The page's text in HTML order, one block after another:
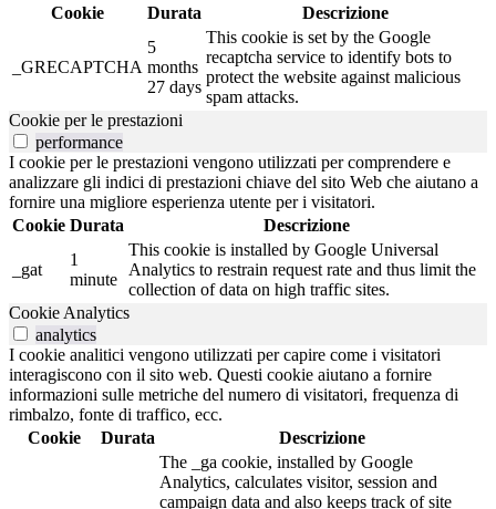
Cookie
Durata Descrizione
_GRECAPTCHA
5
months
27 days
This cookie is set by the Google
recaptcha service to identify bots to
protect the website against malicious
spam attacks.
Cookie per le prestazioni
performance
I cookie per le prestazioni vengono utilizzati per comprendere e
analizzare gli indici di prestazioni chiave del sito Web che aiutano a
fornire una migliore esperienza utente per i visitatori.
Cookie Durata Descrizione
_gat
1
minute
This cookie is installed by Google Universal
Analytics to restrain request rate and thus limit the
collection of data on high traffic sites.
Cookie Analytics
analytics
I cookie analitici vengono utilizzati per capire come i visitatori
interagiscono con il sito web. Questi cookie aiutano a fornire
informazioni sulle metriche del numero di visitatori, frequenza di
rimbalzo, fonte di traffico, ecc.
Cookie
Durata Descrizione
The _ga cookie, installed by Google
Analytics, calculates visitor, session and
campaign data and also keeps track of site